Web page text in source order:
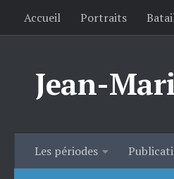
Skip to content
Accueil Portraits
Jean-
Les périodes